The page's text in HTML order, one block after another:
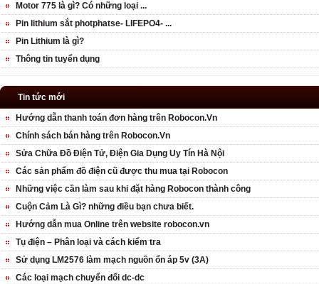
Motor 775 là gì? Có những loại ...
Pin lithium sắt photphatse- LIFEPO4- ...
Pin Lithium là gì?
Thông tin tuyển dụng
Tin tức mới
Hướng dẫn thanh toán đơn hàng trên Robocon.Vn
Chính sách bán hàng trên Robocon.Vn
Sửa Chữa Đồ Điện Tử, Điện Gia Dụng Uy Tín Hà Nội
Các sản phẩm đồ điện cũ được thu mua tại Robocon
Những việc cần làm sau khi đặt hàng Robocon thành công
Cuộn Cảm Là Gì? những điều bạn chưa biết.
Hướng dẫn mua Online trên website robocon.vn
Tụ điện – Phân loại và cách kiểm tra
Sử dụng LM2576 làm mạch nguồn ổn áp 5v (3A)
Các loại mạch chuyển đổi dc-dc